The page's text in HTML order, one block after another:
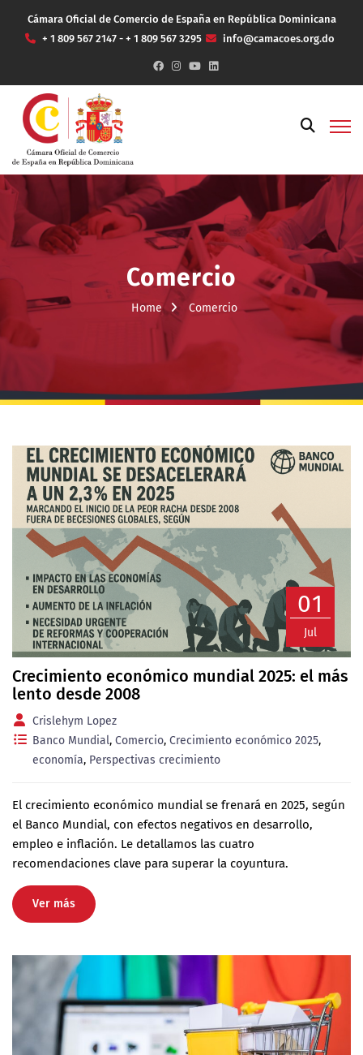
Cámara Oficial de Comercio de España en República Dominicana
+ 1 809 567 2147 - + 1 809 567 3295
info@camacoes.org.do
Comercio
Home Comercio
01
Jul
Crecimiento económico mundial 2025: el más
lento desde 2008
Crislehym Lopez
Banco Mundial, Comercio, Crecimiento económico 2025,
economía, Perspectivas crecimiento
El crecimiento económico mundial se frenará en 2025, según
el Banco Mundial, con efectos negativos en desarrollo,
empleo e inflación. Le detallamos las cuatro
recomendaciones clave para superar la coyuntura.
Ver más